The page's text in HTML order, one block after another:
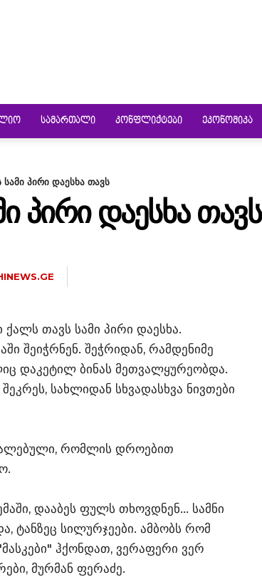
ᲡᲐᲛᲐᲠᲗᲐᲚᲘ ᲙᲝᲜᲤᲚᲘᲥᲢᲔᲑᲘ ᲔᲙᲝᲜᲝᲛᲘᲙᲐ
პირი დაესხა თავს
ᲞᲘᲠᲘ ᲓᲐᲔᲡᲮᲐ ᲗᲐᲕᲡ
თავს სამი პირი დაესხა.
შეიჭრნენ. შეჭრიდან, რამდენიმე
დაკეტილ ბინას მეთვალყურეობდა.
სახლიდან სხვადასხვა ნივთები
რომლის დროებით
დააბეს ფულს თხოვდნენ… სამნი
ტანზეც სილურჯეები. ამბობს რომ
ჰქონდათ, ვერაფერი ვერ
მურმან ფერაძე.